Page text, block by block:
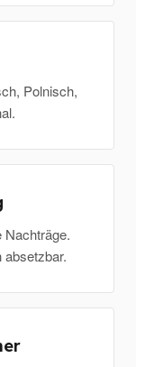
Polnisch,
Nachträge.
absetzbar.